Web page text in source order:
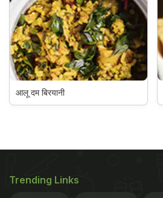
आलू दम बिरयानी
Trending Links